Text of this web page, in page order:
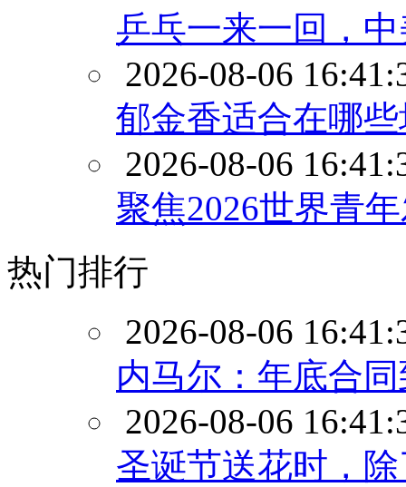
乒乓一来一回，
2026-08-06
郁金香适合在哪
2026-08-06
聚焦2026世界青
热门排行
2026-08-06
内马尔：年底合
2026-08-06
圣诞节送花时，